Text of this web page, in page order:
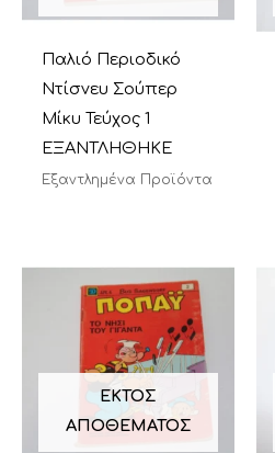
Παλιό Περιοδικό
Ντίσνευ Σούπερ
Μίκυ Τεύχος 1
ΕΞΑΝΤΛΗΘΗΚΕ
Εξαντλημένα Προϊόντα
ΕΚΤΌΣ
ΑΠΟΘΈΜΑΤΟΣ